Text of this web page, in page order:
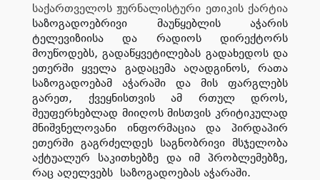
საქართველოს ჟურნალისტური ეთიკის ქარტია
საზოგადოებრივი მაუწყებლის აჭარის
ტელევიზიისა და რადიოს დირექტორს
მოუწოდებს, გადაწყვეტილებას გადახედოს და
ეთერში ყველა გადაცემა აღადგინოს, რათა
საზოგადოებამ აჭარაში და მის ფარგლებს
გარეთ, ქვეყნისთვის ამ რთულ დროს,
შეუფერხებლად მიიღოს მისთვის კრიტიკულად
მნიშვნელოვანი ინფორმაცია და პირდაპირ
ეთერში გაგრძელდეს საგნობრივი მსჯელობა
აქტუალურ საკითხებზე და იმ პრობლემებზე,
რაც აღელვებს საზოგადოებას აჭარაში.